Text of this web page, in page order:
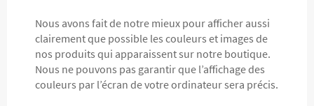
Nous avons fait de notre mieux pour afficher aussi
clairement que possible les couleurs et images de
nos produits qui apparaissent sur notre boutique.
Nous ne pouvons pas garantir que l’affichage des
couleurs par l’écran de votre ordinateur sera précis.